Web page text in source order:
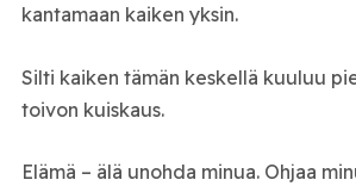
kantamaan kaiken yksin.
Silti kaiken tämän keskellä kuuluu
toivon kuiskaus.
Elämä – älä unohda minua. Ohjaa